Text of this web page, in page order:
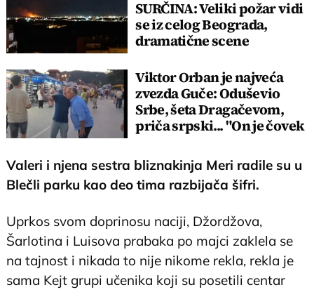
SURČINA: Veliki požar vidi
se iz celog Beograda,
dramatične scene
Viktor Orban je najveća
zvezda Guče: Oduševio
Srbe, šeta Dragačevom,
priča srpski... "On je čovek
Valeri i njena sestra bliznakinja Meri radile su u
Blečli parku kao deo tima razbijača šifri.
Uprkos svom doprinosu naciji, Džordžova,
Šarlotina i Luisova prabaka po majci zaklela se
na tajnost i nikada to nije nikome rekla, rekla je
sama Kejt grupi učenika koji su posetili centar